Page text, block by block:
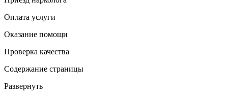
Оплата услуги
Оказание помощи
Проверка качества
Содержание страницы
Развернуть